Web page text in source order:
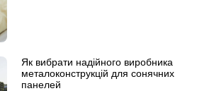
Як вибрати надійного виробника
металоконструкцій для сонячних
панелей